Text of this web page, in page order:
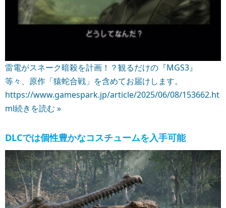
雷電がスネーク暗殺を計画！？観るだけの『MGS3』
等々、原作「猿蛇合戦」を含めてお届けします。
https://www.gamespark.jp/article/2025/06/08/153662.ht
ml続きを読む »
DLCでは個性豊かなコスチュームを入手可能